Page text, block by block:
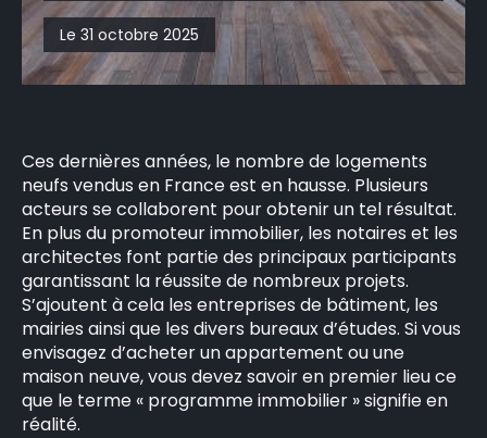
Le 31 octobre 2025
Ces dernières années, le nombre de logements
neufs vendus en France est en hausse. Plusieurs
acteurs se collaborent pour obtenir un tel résultat.
En plus du promoteur immobilier, les notaires et les
architectes font partie des principaux participants
garantissant la réussite de nombreux projets.
S’ajoutent à cela les entreprises de bâtiment, les
mairies ainsi que les divers bureaux d’études. Si vous
envisagez d’acheter un appartement ou une
maison neuve, vous devez savoir en premier lieu ce
que le terme « programme immobilier » signifie en
réalité.